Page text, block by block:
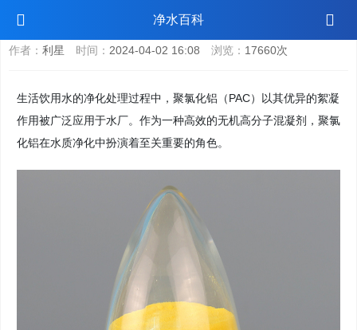
净水百科
生活饮用水用聚氯化铝的作用
作者： 利星 时间： 2024-04-02 16:08 浏览： 17660次
生活饮用水的净化处理过程中，聚氯化铝（PAC）以其优异的絮凝
作用被广泛应用于水厂。作为一种高效的无机高分子混凝剂，聚氯
化铝在水质净化中扮演着至关重要的角色。